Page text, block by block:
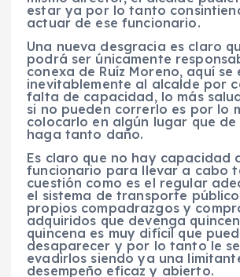
estar ya por lo tanto
actuar de ese funcionario.
Una nueva desgracia es claro
podrá ser únicamente
conexa de Ruíz Moreno, aquí se
inevitablemente al alcalde por
falta de capacidad, lo más
si no pueden correrlo es por lo
colocarlo en algún lugar que
haga tanto daño.
Es claro que no hay capacidad
funcionario para llevar a cabo
cuestión como es el regular
el sistema de transporte
propios compadrazgos y
adquiridos que devenga
quincena es muy difícil que
desaparecer y por lo tanto le
evadirlos siendo ya una
desempeño eficaz y abierto.